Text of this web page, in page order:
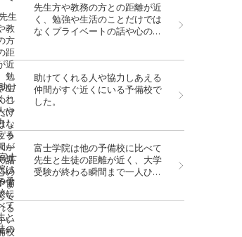
先生方や教務の方との距離が近
く、勉強や生活のことだけでは
なくプライベートの話や心のケ
助けてくれる人や協力しあえる
仲間がすぐ近くにいる予備校で
した。
富士学院は他の予備校に比べて
先生と生徒の距離が近く、大学
受験が終わる瞬間まで一人ひと